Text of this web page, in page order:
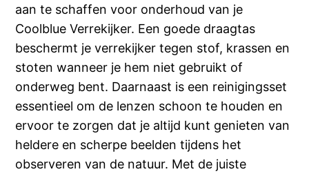
aan te schaffen voor onderhoud van je
Coolblue Verrekijker. Een goede draagtas
beschermt je verrekijker tegen stof, krassen en
stoten wanneer je hem niet gebruikt of
onderweg bent. Daarnaast is een reinigingsset
essentieel om de lenzen schoon te houden en
ervoor te zorgen dat je altijd kunt genieten van
heldere en scherpe beelden tijdens het
observeren van de natuur. Met de juiste